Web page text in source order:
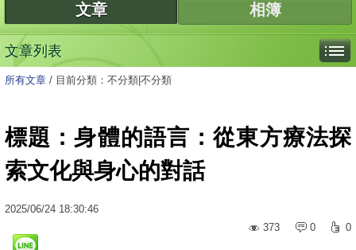
文章 相簿
文章列表
所有文章 / 目前分類：不分類|不分類
標題：身體的語言：從東方療法探
索文化與身心的對話
2025/06/24 18:30:46
373
0 0